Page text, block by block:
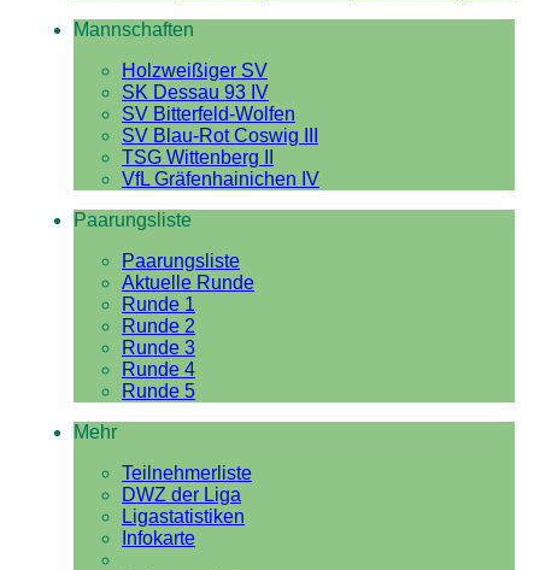
Mannschaften
Holzweißiger SV
SK Dessau 93 IV
SV Bitterfeld-Wolfen
SV Blau-Rot Coswig III
TSG Wittenberg II
VfL Gräfenhainichen IV
Paarungsliste
Paarungsliste
Aktuelle Runde
Runde 1
Runde 2
Runde 3
Runde 4
Runde 5
Mehr
Teilnehmerliste
DWZ der Liga
Ligastatistiken
Infokarte